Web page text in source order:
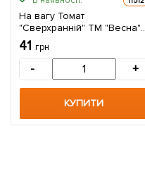
На вагу Томат
"Сверхранній" ТМ "Весна"
ціна за 2г
41 грн
- +
КУПИТИ